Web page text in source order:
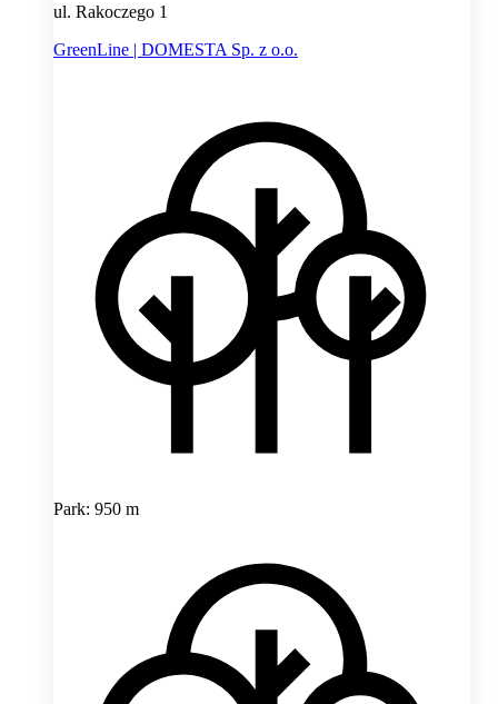
ul. Rakoczego 1
GreenLine | DOMESTA Sp. z o.o.
Park: 950 m